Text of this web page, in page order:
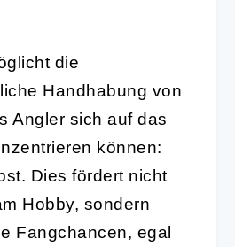
die
Handhabung von
Angler sich auf das
können:
Dies fördert nicht
Hobby, sondern
Fangchancen, egal